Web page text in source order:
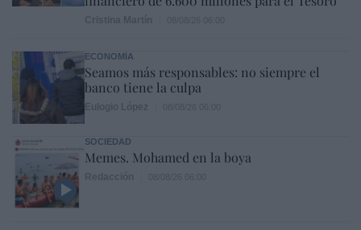
ECONOMÍA
Seamos más responsables: no siempre el
banco tiene la culpa
SOCIEDAD
Memes. Mohamed en la boya